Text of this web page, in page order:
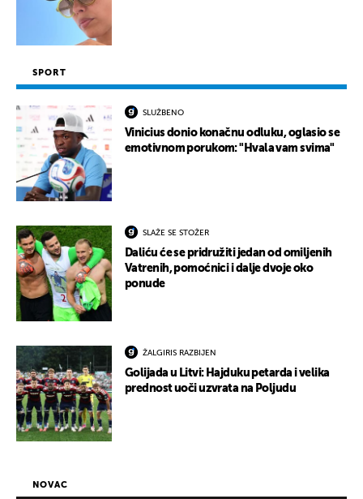
SPORT
SLUŽBENO
Vinicius donio konačnu odluku, oglasio se
emotivnom porukom: "Hvala vam svima"
SLAŽE SE STOŽER
Daliću će se pridružiti jedan od omiljenih
Vatrenih, pomoćnici i dalje dvoje oko
ponude
ŽALGIRIS RAZBIJEN
Golijada u Litvi: Hajduku petarda i velika
prednost uoči uzvrata na Poljudu
NOVAC